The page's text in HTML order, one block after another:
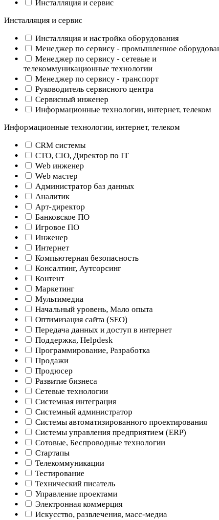
Инсталляция и сервис
Инсталляция и сервис
Инсталляция и настройка оборудования
Менеджер по сервису - промышленное
Менеджер по сервису - сетевые и
телекоммуникационные технологии
Менеджер по сервису - транспорт
Руководитель сервисного центра
Сервисный инженер
Информационные технологии, интернет, телеком
Информационные технологии, интернет, телеком
CRM системы
CTO, CIO, Директор по IT
Web инженер
Web мастер
Администратор баз данных
Аналитик
Арт-директор
Банковское ПО
Игровое ПО
Инженер
Интернет
Компьютерная безопасность
Консалтинг, Аутсорсинг
Контент
Маркетинг
Мультимедиа
Начальный уровень, Мало опыта
Оптимизация сайта (SEO)
Передача данных и доступ в интернет
Поддержка, Helpdesk
Программирование, Разработка
Продажи
Продюсер
Развитие бизнеса
Сетевые технологии
Системная интеграция
Системный администратор
Системы автоматизированного проектирования
Системы управления предприятием (ERP)
Сотовые, Беспроводные технологии
Стартапы
Телекоммуникации
Тестирование
Технический писатель
Управление проектами
Электронная коммерция
Искусство, развлечения, масс-медиа